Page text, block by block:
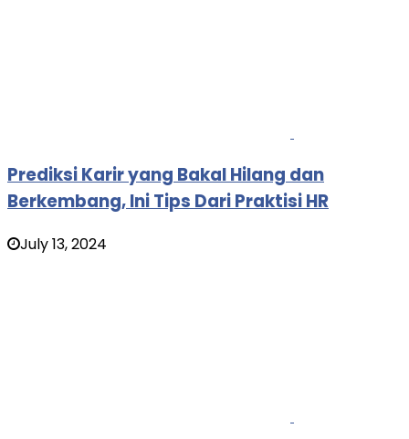
Prediksi Karir yang Bakal Hilang dan
Berkembang, Ini Tips Dari Praktisi HR
July 13, 2024